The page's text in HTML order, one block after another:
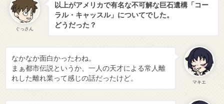
ぐっさん
以上がアメリカで有名な不可解な巨石遺構「コー
ラル・キャッスル」についてでした。
どうだった？
マキエ
なかなか面白かったわね。
まぁ都市伝説というか、一人の天才による常人離
れした離れ業って感じの話だったけど。